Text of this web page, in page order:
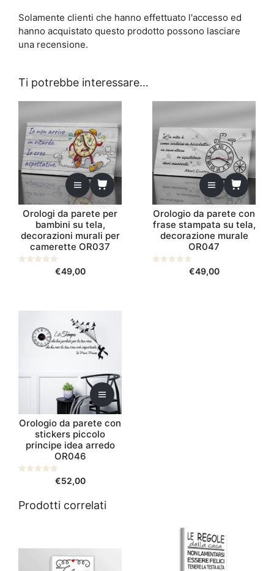
Solamente clienti che hanno effettuato l'accesso ed
hanno acquistato questo prodotto possono lasciare
una recensione.
Ti potrebbe interessare…
Orologi da parete per
bambini su tela,
decorazioni murali per
camerette OR037
€49,00
Orologio da parete con
frase stampata su tela,
decorazione murale
OR047
€49,00
Orologio da parete con
stickers piccolo
principe idea arredo
OR046
5
€52,00
prodotto
essere
scelte
nella
pagina
Prodotti correlati